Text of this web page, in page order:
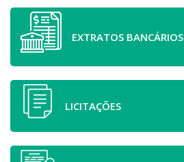
EXTRATOS BANCÁRIOS
LICITAÇÕES